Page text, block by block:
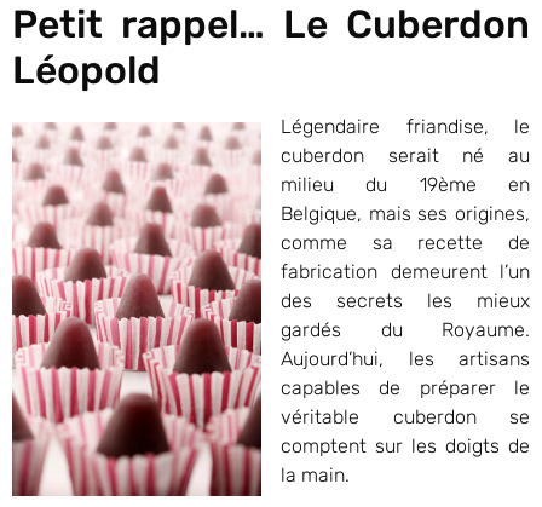
Petit rappel… Le Cuberdon
Léopold
Légendaire friandise, le
cuberdon serait né au
milieu du 19ème en
Belgique, mais ses origines,
comme sa recette de
fabrication demeurent l’un
des secrets les mieux
gardés du Royaume.
Aujourd’hui, les artisans
capables de préparer le
véritable cuberdon se
comptent sur les doigts de
la main.